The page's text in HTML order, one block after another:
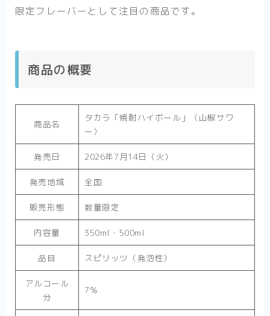
限定フレーバーとして注目の商品です。
商品の概要
商品名
タカラ「焼酎ハイボール」〈山椒サワ
ー〉
発売日 2026年7月14日（火）
発売地域 全国
販売形態 数量限定
内容量 350ml・500ml
品目 スピリッツ（発泡性）
アルコール
分
7％